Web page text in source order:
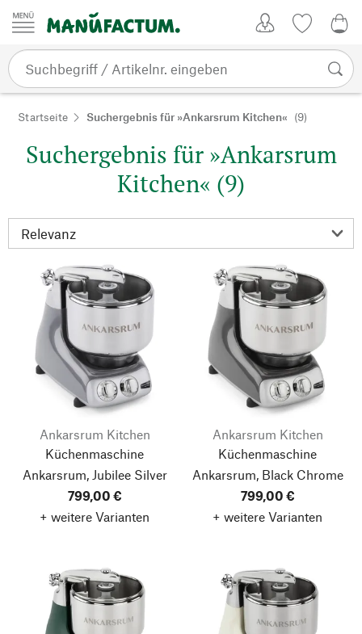
Zum Inhalt springen
Startseite Suchergebnis für »Ankarsrum Kitchen« (9)
Suchergebnis für »Ankarsrum
Kitchen« (9)
Ankarsrum Kitchen
Küchenmaschine
Ankarsrum, Jubilee Silver
799,00 €
+ weitere Varianten
Ankarsrum Kitchen
Küchenmaschine
Ankarsrum, Black Chrome
799,00 €
+ weitere Varianten